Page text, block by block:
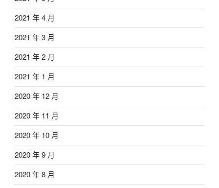
2021 年 4 月
2021 年 3 月
2021 年 2 月
2021 年 1 月
2020 年 12 月
2020 年 11 月
2020 年 10 月
2020 年 9 月
2020 年 8 月